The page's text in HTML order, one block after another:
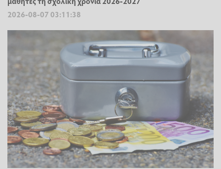
2026-08-07 03:11:38